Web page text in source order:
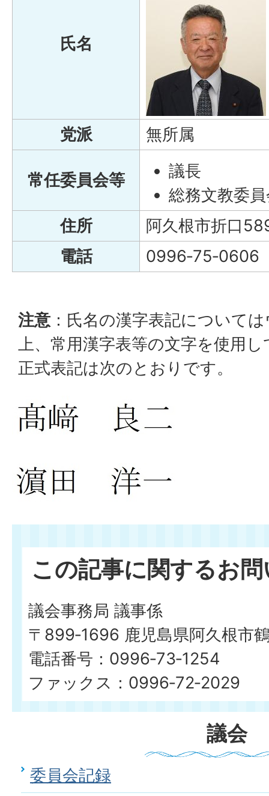
氏名
党派 無所属
常任委員会等
議長
総務文教委
住所
阿久根市折口
電話
0996‐75‐0606
注意 ：氏名の漢字表記について
上、常用漢字表等の文字を使用
正式表記は次のとおりです。
この記事に関するお
議会事務局 議事係
〒899‐1696 鹿児島県阿久根市
電話番号：0996‐73‐1254
ファックス：0996‐72‐2029
議会
委員会記録